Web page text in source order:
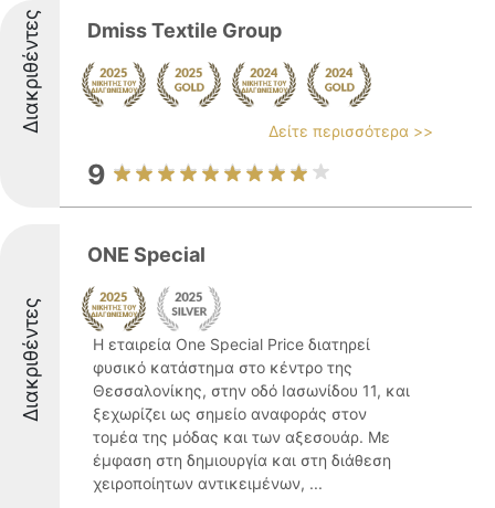
Διακριθέντες Dmiss Textile Group
Δείτε περισσότερα >>
9
Διακριθέντες
ONE Special
Η εταιρεία One Special Price διατηρεί
φυσικό κατάστημα στο κέντρο της
Θεσσαλονίκης, στην οδό Ιασωνίδου 11, και
ξεχωρίζει ως σημείο αναφοράς στον
τομέα της μόδας και των αξεσουάρ. Με
έμφαση στη δημιουργία και στη διάθεση
χειροποίητων αντικειμένων, ...